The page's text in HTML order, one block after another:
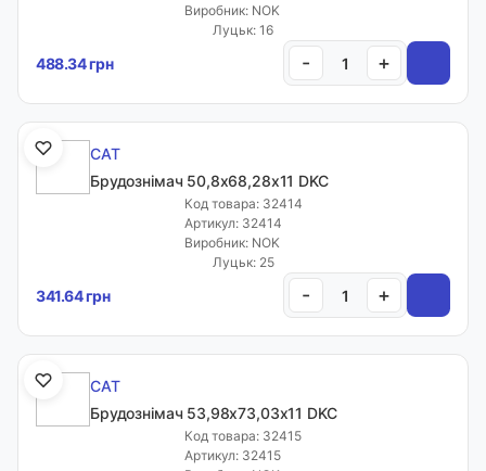
Виробник: NOK
Луцьк: 16
488.34 грн - +
CAT
Брудознімач 50,8х68,28х11 DKC
Код товара: 32414
Артикул: 32414
Виробник: NOK
Луцьк: 25
341.64 грн - +
CAT
Брудознімач 53,98х73,03х11 DKC
Код товара: 32415
Артикул: 32415